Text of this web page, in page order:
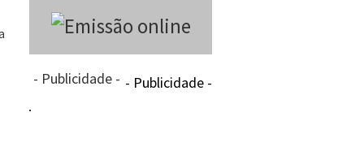
- Publicidade - - Publicidade -